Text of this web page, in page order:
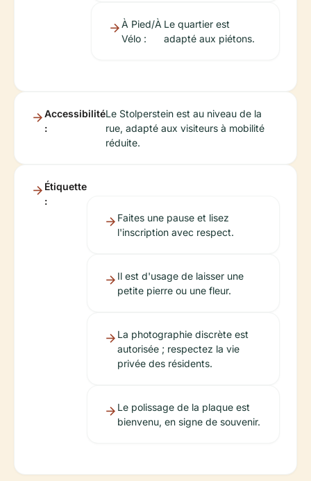
À Pied/À
Vélo :
Le quartier est
adapté aux piétons.
Accessibilité
:
Le Stolperstein est au niveau de la
rue, adapté aux visiteurs à mobilité
réduite.
Étiquette
:
Faites une pause et lisez
l'inscription avec respect.
Il est d'usage de laisser une
petite pierre ou une fleur.
La photographie discrète est
autorisée ; respectez la vie
privée des résidents.
Le polissage de la plaque est
bienvenu, en signe de souvenir.